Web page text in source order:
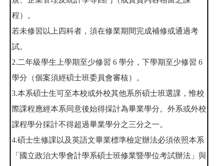
程）。
若未修習以上四科者，須在修業期間完成補修或通過考
試。
2.二年級學生上學期至少修習 6 學分，下學期至少修習 6
學分（個案須經碩士班委員會審核）。
3.本系碩士生可至本校或外校其他系所碩士班選課，惟校
際課程應經本系同意後始得採計為畢業學分。外系或外校
課程學分採計不得超過畢業學分之三分之一。
4.碩士生修課以及英語文畢業標準檢定辦法必須依照本系
「國立政治大學會計學系碩士班修業暨學位考試辦法」與